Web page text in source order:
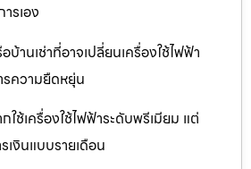
รเอง
านเช่าที่อาจเปลี่ยนเครื่องใช้ไฟฟ้า
ความยืดหยุ่น
ช้เครื่องใช้ไฟฟ้าระดับพรีเมียม แต่
เงินแบบรายเดือน